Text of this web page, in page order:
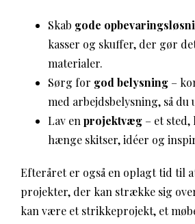
Skab gode
kasser og skuffer, der gør
materialer.
Sørg for god belysning –
med arbejdsbelysning, så du
Lav en projektvæg – et
hænge skitser, idéer og
Efteråret er også en oplagt tid til
projekter, der kan strække sig
kan være et strikkeprojekt, et